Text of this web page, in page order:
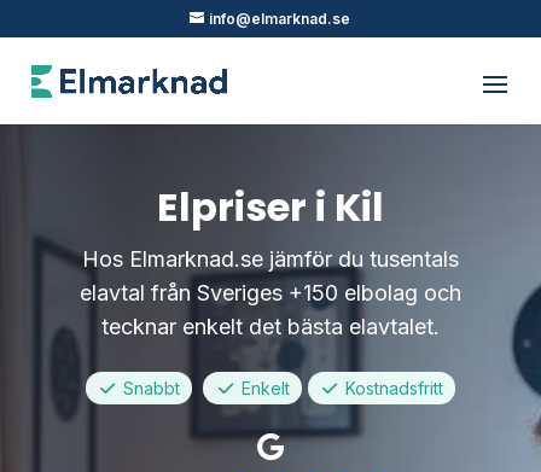
info@elmarknad.se
Elpriser i Kil
Hos Elmarknad.se jämför du tusentals
elavtal från Sveriges +150 elbolag och
tecknar enkelt det bästa elavtalet.
Snabbt Enkelt Kostnadsfritt